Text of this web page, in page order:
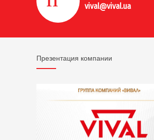
vival@vival.ua
Презентация компании